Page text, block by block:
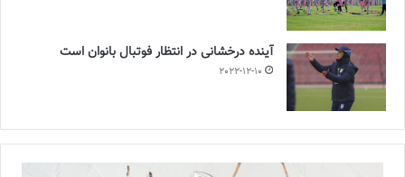
آینده درخشانی در انتظار فوتبال بانوان است
2022-12-10